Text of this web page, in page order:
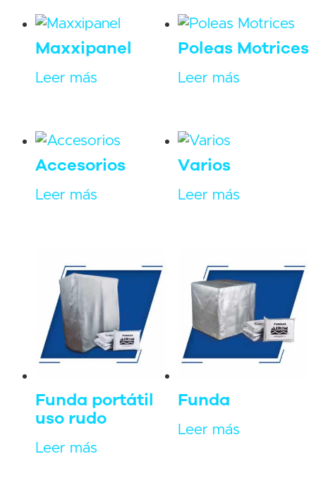
Maxxipanel
Leer más
Poleas Motrices
Leer más
Accesorios
Leer más
Varios
Leer más
Funda portátil
uso rudo
Leer más
Funda
Leer más